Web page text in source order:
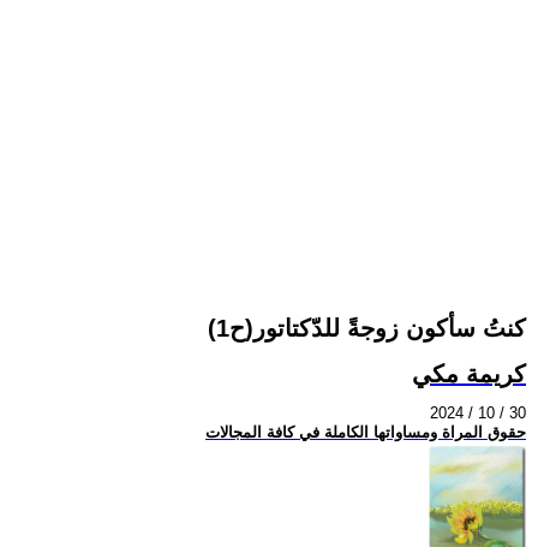
كنتُ سأكون زوجةً للدّكتاتور(ح1)
كريمة مكي
2024 / 10 / 30
حقوق المراة ومساواتها الكاملة في كافة المجالات